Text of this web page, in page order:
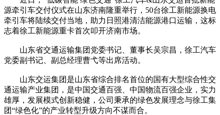
源牵引车交付仪式在山东济南隆重举行，50台徐工新能源换电
牵引车将陆续交付当地，助力日照港清洁能源港口运输，这标
志着徐工新能源重卡首次叩开济南市场。
山东省交通运输集团党委书记、董事长吴宗昌，徐工汽车
党委副书记、副总经理曹弋等出席活动。
山东交运集团是山东省综合排名首位的国有大型综合性交
通运输产业集团，是中国交通百强、中国物流百强企业，实力
雄厚，发展模式创新稳健，公司秉承的绿色发展理念与徐工集
团“绿色化”的产业转型升级方向不谋而合。